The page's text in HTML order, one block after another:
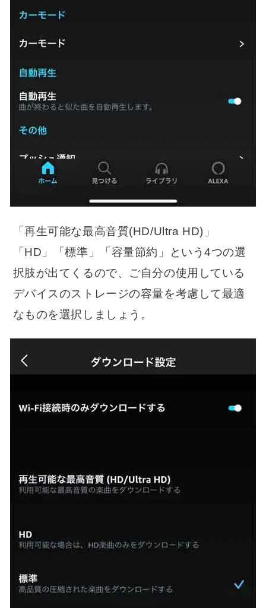
「再生可能な最高音質(HD/Ultra HD)」
「HD」「標準」「容量節約」という4つの選
択肢が出てくるので、ご自分の使用している
デバイスのストレージの容量を考慮して最適
なものを選択しましょう。